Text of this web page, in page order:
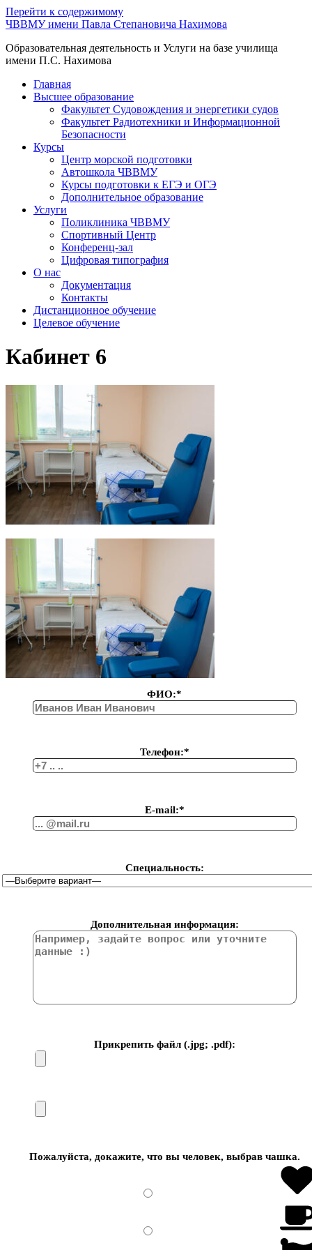
Перейти к содержимому
ЧВВМУ имени Павла Степановича Нахимова
Образовательная деятельность и Услуги на базе училища
имени П.С. Нахимова
Главная
Высшее образование
Факультет Судовождения и энергетики судов
Факультет Радиотехники и Информационной
Безопасности
Курсы
Центр морской подготовки
Автошкола ЧВВМУ
Курсы подготовки к ЕГЭ и ОГЭ
Дополнительное образование
Услуги
Поликлиника ЧВВМУ
Спортивный Центр
Конференц-зал
Цифровая типография
О нас
Документация
Контакты
Дистанционное обучение
Целевое обучение
Кабинет 6
ФИО:*
Телефон:*
Е-mail:*
Специальность:
Дополнительная информация:
Прикрепить файл (.jpg; .pdf):
Пожалуйста, докажите, что вы человек, выбравчашка.